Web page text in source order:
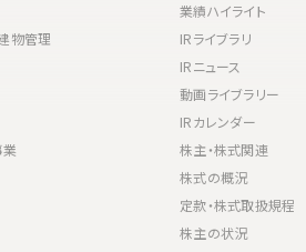
物管理
業績ハイライト
IRライブラリ
IRニュース
動画ライブラリー
IRカレンダー
株主・株式関連
株式の概況
定款・株式取扱規程
株主の状況